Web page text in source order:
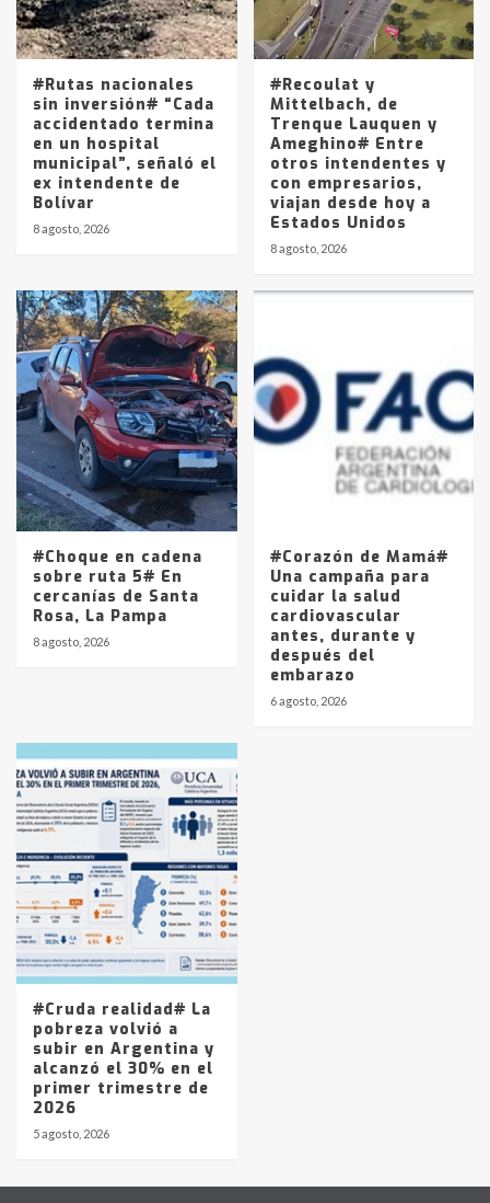
5
Los precios de los combustibles en
La Pampa, desde YPF hasta Axion
entre 857 a 1338 pesos
#Rutas nacionales
sin inversión# “Cada
accidentado termina
en un hospital
municipal”, señaló el
ex intendente de
Bolívar
8 agosto, 2026
#Recoulat y
Mittelbach, de
Trenque Lauquen y
Ameghino# Entre
otros intendentes y
con empresarios,
viajan desde hoy a
Estados Unidos
8 agosto, 2026
#Choque en cadena
sobre ruta 5# En
cercanías de Santa
Rosa, La Pampa
8 agosto, 2026
#Corazón de Mamá#
Una campaña para
cuidar la salud
cardiovascular
antes, durante y
después del
embarazo
6 agosto, 2026
#Cruda realidad# La
pobreza volvió a
subir en Argentina y
alcanzó el 30% en el
primer trimestre de
2026
5 agosto, 2026